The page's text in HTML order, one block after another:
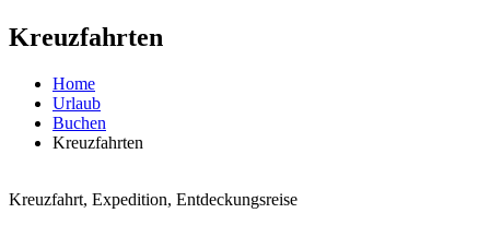
Kreuzfahrten
Home
Urlaub
Buchen
Kreuzfahrten
Kreuzfahrt, Expedition, Entdeckungsreise